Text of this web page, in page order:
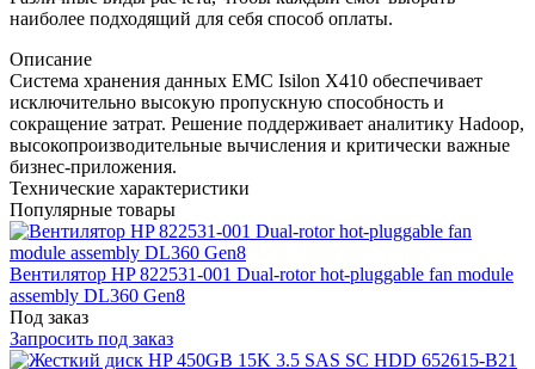
наиболее подходящий для себя способ оплаты.
Описание
Система хранения данных EMC Isilon X410 обеспечивает
исключительно высокую пропускную способность и
сокращение затрат. Решение поддерживает аналитику Hadoop,
высокопроизводительные вычисления и критически важные
бизнес-приложения.
Технические характеристики
Популярные товары
Вентилятор HP 822531-001 Dual-rotor hot-pluggable fan module
assembly DL360 Gen8
Под заказ
Запросить под заказ